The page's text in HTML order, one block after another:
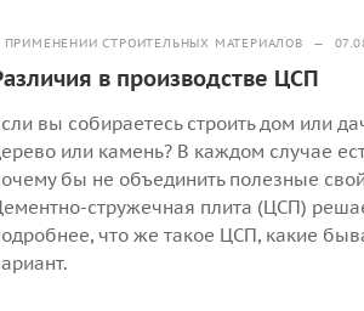
ПРИМЕНЕНИИ СТРОИТЕЛЬНЫХ МАТЕРИАЛОВ —
в производстве ЦСП
вы собираетесь строить дом или
или камень? В каждом случае
бы не объединить полезные
стружечная плита (ЦСП)
что же такое ЦСП, какие